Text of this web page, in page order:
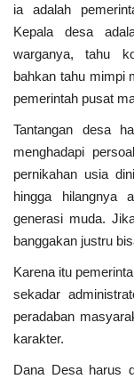
Nasional
Kabupaten
Politik
Desa & Kelurahan
Pertanian
Kesehatan
Pemerintahan
ia adalah
Kepala desa
warganya, tahu
bahkan tahu mimpi
pemerintah pusat
Tantangan desa
menghadapi
pernikahan usia
hingga hilangnya
generasi muda.
banggakan justru
Karena itu
sekadar
peradaban
karakter.
Dana Desa harus